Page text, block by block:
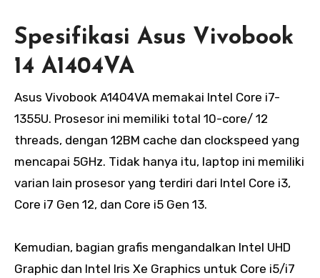
Spesifikasi Asus Vivobook
14 A1404VA
Asus Vivobook A1404VA memakai Intel Core i7-
1355U. Prosesor ini memiliki total 10-core/ 12
threads, dengan 12BM cache dan clockspeed yang
mencapai 5GHz. Tidak hanya itu, laptop ini memiliki
varian lain prosesor yang terdiri dari Intel Core i3,
Core i7 Gen 12, dan Core i5 Gen 13.
Kemudian, bagian grafis mengandalkan Intel UHD
Graphic dan Intel Iris Xe Graphics untuk Core i5/i7